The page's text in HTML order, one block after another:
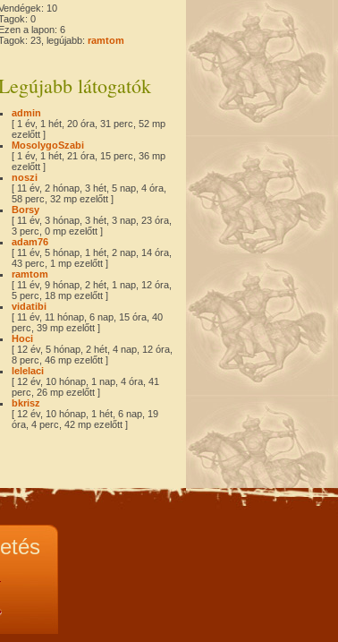
10
0
Ezen a lapon: 6
23, legújabb: ramtom
látogatók
admin
[ 1 év, 1 hét, 20 óra, 31 perc, 52 mp
ezelőtt ]
MosolygoSzabi
[ 1 év, 1 hét, 21 óra, 15 perc, 36 mp
ezelőtt ]
noszi
[ 11 év, 2 hónap, 3 hét, 5 nap, 4 óra,
58 perc, 32 mp ezelőtt ]
Borsy
[ 11 év, 3 hónap, 3 hét, 3 nap, 23 óra,
3 perc, 0 mp ezelőtt ]
adam76
[ 11 év, 5 hónap, 1 hét, 2 nap, 14 óra,
43 perc, 1 mp ezelőtt ]
ramtom
[ 11 év, 9 hónap, 2 hét, 1 nap, 12 óra,
5 perc, 18 mp ezelőtt ]
vidatibi
[ 11 év, 11 hónap, 6 nap, 15 óra, 40
perc, 39 mp ezelőtt ]
Hoci
[ 12 év, 5 hónap, 2 hét, 4 nap, 12 óra,
8 perc, 46 mp ezelőtt ]
lelelaci
[ 12 év, 10 hónap, 1 nap, 4 óra, 41
perc, 26 mp ezelőtt ]
bkrisz
[ 12 év, 10 hónap, 1 hét, 6 nap, 19
óra, 4 perc, 42 mp ezelőtt ]